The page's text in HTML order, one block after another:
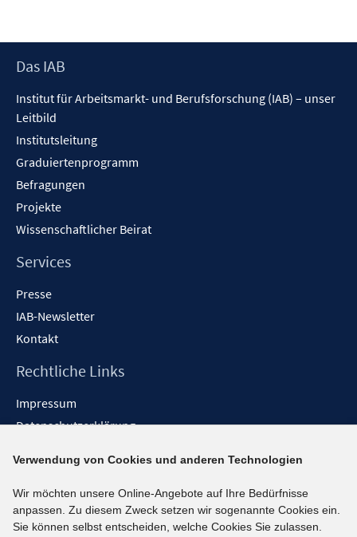
Footer
Das IAB
Institut für Arbeitsmarkt- und Berufsforschung (IAB) – unser
Leitbild
Institutsleitung
Graduiertenprogramm
Befragungen
Projekte
Wissenschaftlicher Beirat
Services
Presse
IAB-Newsletter
Kontakt
Rechtliche Links
Impressum
Datenschutzerklärung
Barrieren melden
Social-Media-Kanäle
Verwendung von Cookies und anderen Technologien
Wir möchten unsere Online-Angebote auf Ihre Bedürfnisse
anpassen. Zu diesem Zweck setzen wir sogenannte Cookies ein.
Sie können selbst entscheiden, welche Cookies Sie zulassen.